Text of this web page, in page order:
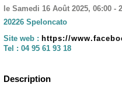
le Samedi 16 Août 2025, 06:00 -
20226 Speloncato
Site web : https://
Tel : 04 95 61 93 18
Description